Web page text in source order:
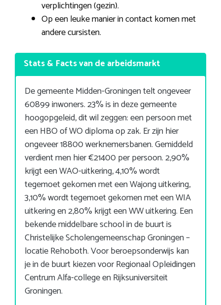
verplichtingen (gezin).
Op een leuke manier in contact komen met
andere cursisten.
Stats & Facts van de arbeidsmarkt
De gemeente Midden-Groningen telt ongeveer
60899 inwoners. 23% is in deze gemeente
hoogopgeleid, dit wil zeggen: een persoon met
een HBO of WO diploma op zak. Er zijn hier
ongeveer 18800 werknemersbanen. Gemiddeld
verdient men hier €21400 per persoon. 2,90%
krijgt een WAO-uitkering, 4,10% wordt
tegemoet gekomen met een Wajong uitkering,
3,10% wordt tegemoet gekomen met een WIA
uitkering en 2,80% krijgt een WW uitkering. Een
bekende middelbare school in de buurt is
Christelijke Scholengemeenschap Groningen –
locatie Rehoboth. Voor beroepsonderwijs kan
je in de buurt kiezen voor Regionaal Opleidingen
Centrum Alfa-college en Rijksuniversiteit
Groningen.